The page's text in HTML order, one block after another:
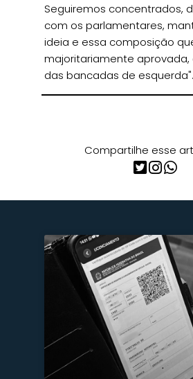
Seguiremos concentrados,
com os parlamentares,
ideia e essa composição
majoritariamente
das bancadas de esquerda".
Compartilhe esse